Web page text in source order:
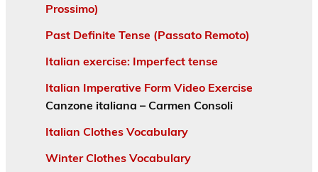
Prossimo)
Past Definite Tense (Passato Remoto)
Italian exercise: Imperfect tense
Italian Imperative Form Video Exercise
Canzone italiana – Carmen Consoli
Italian Clothes Vocabulary
Winter Clothes Vocabulary